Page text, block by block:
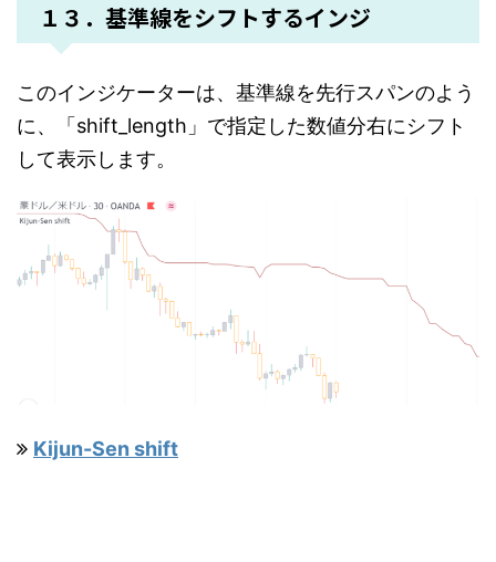
１３．基準線をシフトするインジ
このインジケーターは、基準線を先行スパンのよう
に、「shift_length」で指定した数値分右にシフト
して表示します。
Kijun-Sen shift